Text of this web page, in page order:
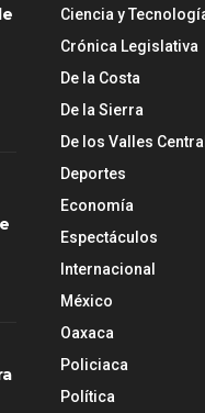
Ciencia y
Crónica Legislativa
De la Costa
De la Sierra
De los Valles
Deportes
Economía
Espectáculos
Internacional
México
Oaxaca
Policiaca
Política